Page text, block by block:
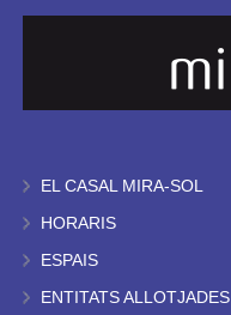
EL CASAL MIRA-SOL
HORARIS
ESPAIS
ENTITATS ALLOTJADES